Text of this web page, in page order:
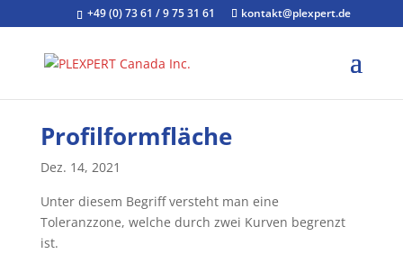
+49 (0) 73 61 / 9 75 31 61 kontakt@plexpert.de
Profilformfläche
Dez. 14, 2021
Unter diesem Begriff versteht man eine
Toleranzzone, welche durch zwei Kurven begrenzt
ist.